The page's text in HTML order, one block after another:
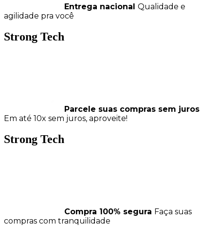
Entrega nacional Qualidade e
agilidade pra você
Strong Tech
Parcele suas compras sem juros
Em até 10x sem juros, aproveite!
Strong Tech
Compra 100% segura Faça suas
compras com tranquilidade